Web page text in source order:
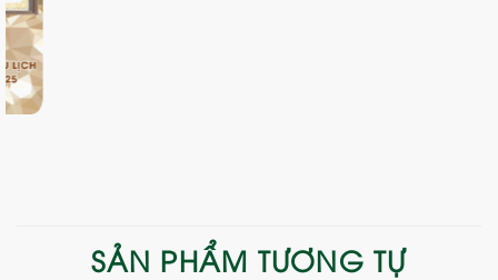
SẢN PHẨM TƯƠNG TỰ